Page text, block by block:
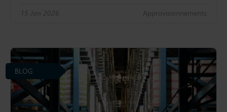
15 Jan 2026 Approvisionnements
BLOG